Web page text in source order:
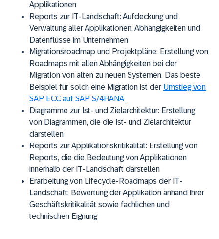
Applikationen
Reports zur IT-Landschaft: Aufdeckung und
Verwaltung aller Applikationen, Abhängigkeiten und
Datenflüsse im Unternehmen
Migrationsroadmap und Projektpläne: Erstellung von
Roadmaps mit allen Abhängigkeiten bei der
Migration von alten zu neuen Systemen. Das beste
Beispiel für solch eine Migration ist der Umstieg von
SAP ECC auf SAP S/4HANA
Diagramme zur Ist- und Zielarchitektur: Erstellung
von Diagrammen, die die Ist- und Zielarchitektur
darstellen
Reports zur Applikationskritikalität: Erstellung von
Reports, die die Bedeutung von Applikationen
innerhalb der IT-Landschaft darstellen
Erarbeitung von Lifecycle-Roadmaps der IT-
Landschaft: Bewertung der Applikation anhand ihrer
Geschäftskritikalität sowie fachlichen und
technischen Eignung